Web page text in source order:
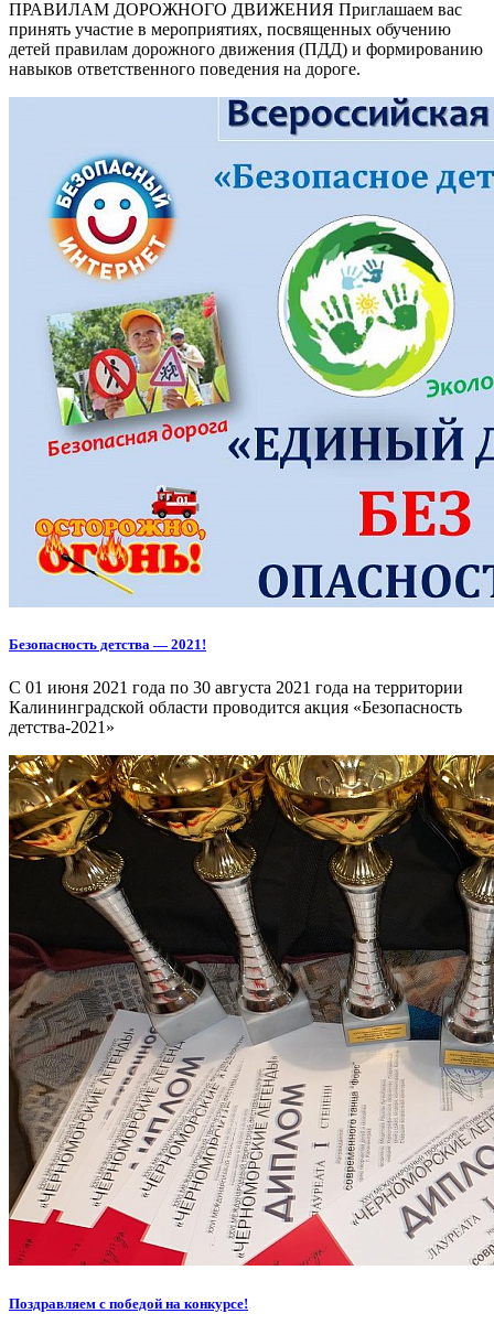
ПРАВИЛАМ ДОРОЖНОГО ДВИЖЕНИЯ Приглашаем вас
принять участие в мероприятиях, посвященных обучению
детей правилам дорожного движения (ПДД) и формированию
навыков ответственного поведения на дороге.
Безопасность детства — 2021!
С 01 июня 2021 года по 30 августа 2021 года на территории
Калининградской области проводится акция «Безопасность
детства-2021»
Поздравляем с победой на конкурсе!